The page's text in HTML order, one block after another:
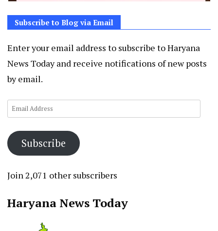
Subscribe to Blog via Email
Enter your email address to subscribe to Haryana
News Today and receive notifications of new posts
by email.
Email
Subscribe
Join 2,071 other subscribers
Haryana News Today